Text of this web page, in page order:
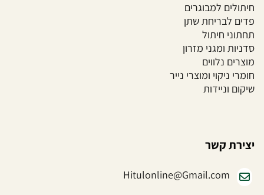
חיתולים למבוגרים
פדים לבריחת שתן
תחתוני חיתול
סדניות ומגני מזרון
מוצרים נלווים
חומרי ניקוי ומוצרי נייר
שיקום וניידות
יצירת קשר
Hitulonline@Gmail.com